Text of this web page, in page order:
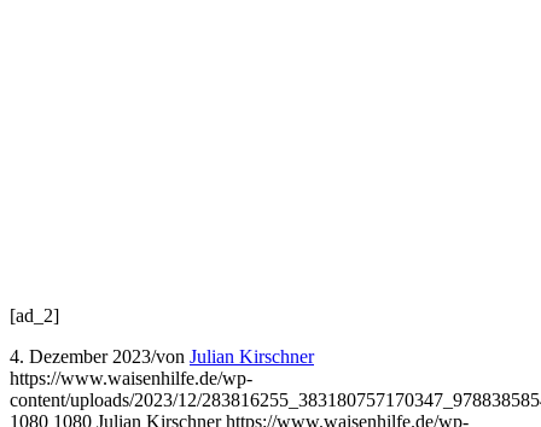
[ad_2]
4. Dezember 2023/von Julian Kirschner
https://www.waisenhilfe.de/wp-
content/uploads/2023/12/
1080 1080 Julian Kirschner https://www.waisenhilfe.de/wp-